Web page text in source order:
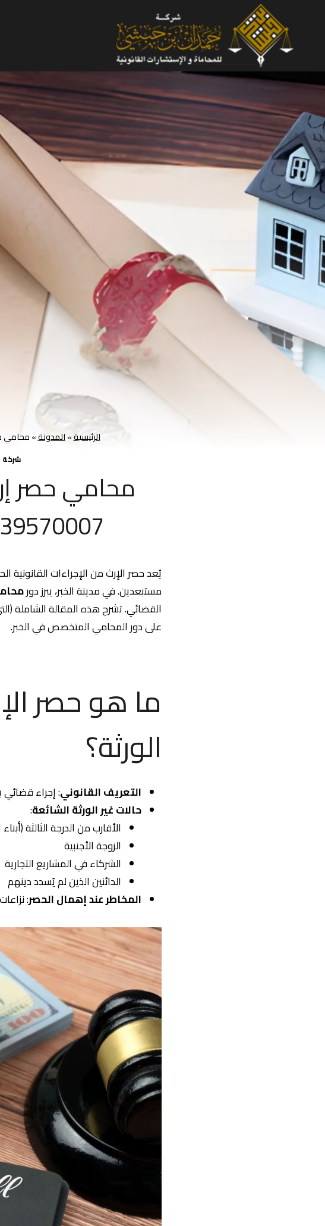
المحتوى
الرئيسية»المدونة»محامي حصر
شركة
محامي حصر
0539570007 شركة
يُعد حصر الإرث من الإجراءات
مستبعدين. في مدينة الخبر، يبرز دور
على دور المحامي المتخصص في الخبر.
ما هو حصر
الورثة؟
التعريف القانوني: إجراء قضائي
حالات غير الورثة الشائعة:
الأقارب من الدرجة الثالثة
الزوجة الأجنبية
الشركاء في المشاريع التجارية
الدائنين الذين لم يُسدد دينهم
المخاطر عند إهمال الحصر: